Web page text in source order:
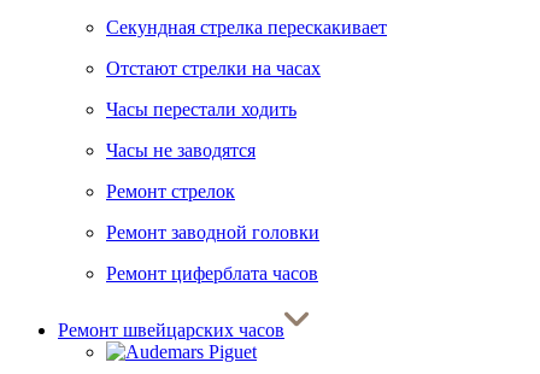
Секундная стрелка перескакивает
Отстают стрелки на часах
Часы перестали ходить
Часы не заводятся
Ремонт стрелок
Ремонт заводной головки
Ремонт циферблата часов
Ремонт швейцарских часов